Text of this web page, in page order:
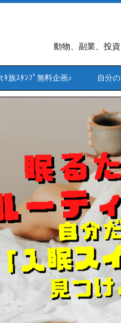
動物、副業、投
ﾋｷ族ｽﾀﾝﾌﾟ無料企画♪ 自分